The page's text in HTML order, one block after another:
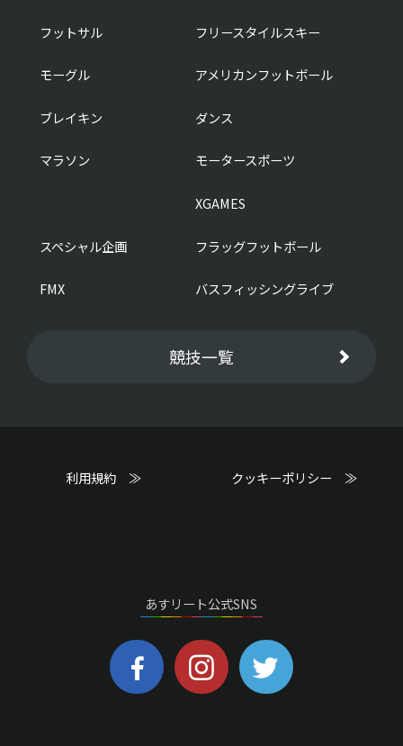
フットサル フリースタイルスキー
モーグル アメリカンフットボール
ブレイキン ダンス
マラソン モータースポーツ
XGAMES
スペシャル企画 フラッグフットボール
FMX バスフィッシングライブ
競技一覧
利用規約 ≫ クッキーポリシー ≫
あすリート公式SNS